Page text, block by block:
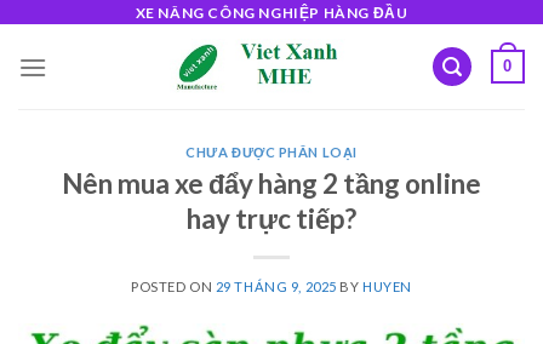
content
XE NÂNG CÔNG NGHIỆP HÀNG ĐẦU
0
CHƯA ĐƯỢC PHÂN LOẠI
Nên mua xe đẩy hàng 2 tầng online
hay trực tiếp?
POSTED ON 29 THÁNG 9, 2025 BY HUYEN